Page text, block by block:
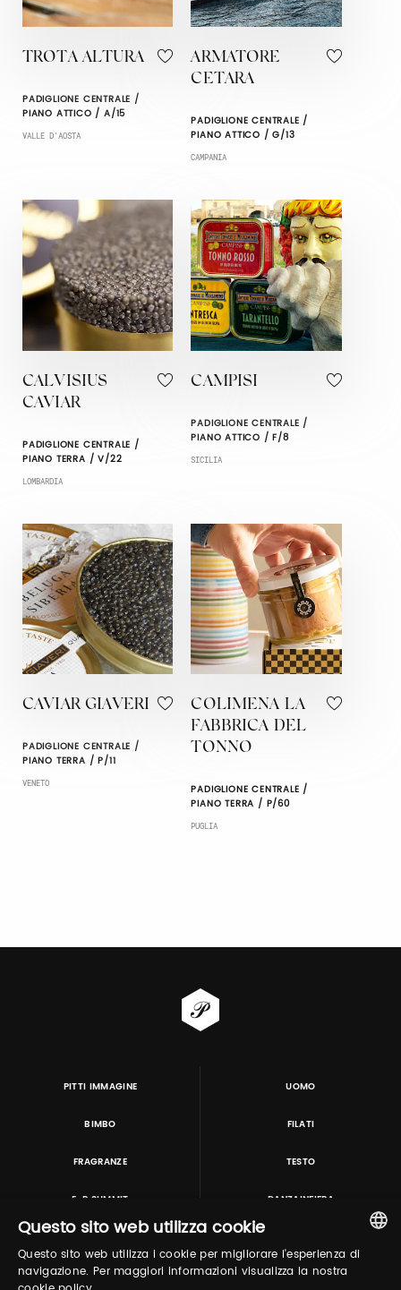
TROTA ALTURA
PADIGLIONE CENTRALE /
PIANO ATTICO / A/15
VALLE D'AOSTA
ARMATORE
CETARA
PADIGLIONE CENTRALE /
PIANO ATTICO / G/13
CAMPANIA
CALVISIUS
CAVIAR
PADIGLIONE CENTRALE /
PIANO TERRA / V/22
LOMBARDIA
CAMPISI
PADIGLIONE CENTRALE /
PIANO ATTICO / F/8
SICILIA
CAVIAR GIAVERI
PADIGLIONE CENTRALE /
PIANO TERRA / P/11
VENETO
COLIMENA LA
FABBRICA DEL
TONNO
PADIGLIONE CENTRALE /
PIANO TERRA / P/60
PUGLIA
PITTI IMMAGINE UOMO
BIMBO FILATI
FRAGRANZE TESTO
E-P SUMMIT DANZAINFIERA
TUTORING & CONSULTING
ITALIAN
Questo sito web utilizza cookie
Questo sito web utilizza i cookie per migliorare l'esperienza di
navigazione. Per maggiori informazioni visualizza la nostra